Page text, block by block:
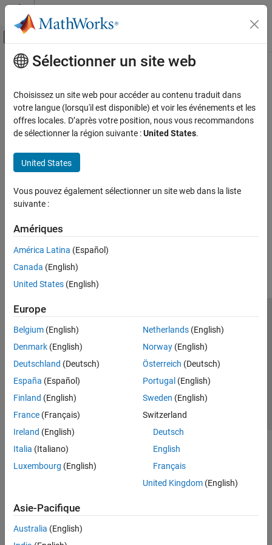
Passer au contenu
Activer/désactiver l'affichage du menu
Accueil de la documentation
Contenu principal
How useful was this information?
Sélectionner un site web
Choisissez un site web pour accéder au contenu traduit dans
votre langue (lorsqu'il est disponible) et voir les événements et les
offres locales. D’après votre position, nous vous recommandons
de sélectionner la région suivante :United States.
United States
Vous pouvez également sélectionner un site web dans la liste
suivante :
Amériques
América Latina (Español)
Canada (English)
United States (English)
Europe
Belgium (English)
Denmark (English)
Deutschland (Deutsch)
España (Español)
Finland (English)
France (Français)
Ireland (English)
Italia (Italiano)
Luxembourg (English)
Netherlands(English)
Norway(English)
Österreich (Deutsch)
Portugal (English)
Sweden (English)
Switzerland
Deutsch
English
Français
United Kingdom(English)
Asie-Pacifique
Australia (English)
Lutte anti-piratage
Contacts locaux
© 1994-2026 The MathWorks, Inc.